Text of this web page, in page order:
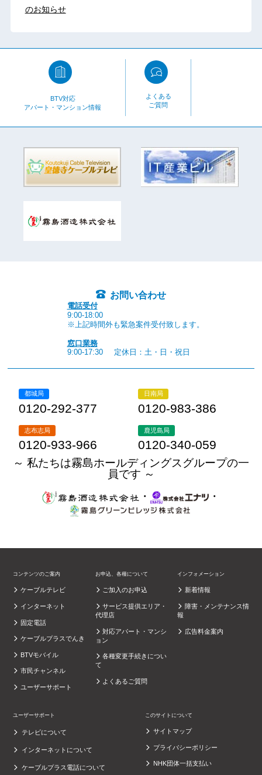
のお知らせ
BTV対応
アパート・マンション情報
よくある
ご質問
お問い合わせ
電話受付
9:00-18:00
※上記時間外も緊急案件受付致します。
窓口業務
9:00-17:30
定休日：土・日・祝日
都城局
0120-292-377
日南局
0120-983-386
志布志局
0120-933-966
鹿児島局
0120-340-059
～ 私たちは霧島ホールディングスグループの一
員です ～
・
・
コンテンツのご案内
ケーブルテレビ
インターネット
固定電話
ケーブルプラスでんき
BTVモバイル
市民チャンネル
ユーザーサポート
お申込、各種について
ご加入のお申込
サービス提供エリア・
代理店
対応アパート・マンシ
ョン
各種変更手続きについ
て
よくあるご質問
インフォメーション
新着情報
障害・メンテナンス情
報
広告料金案内
ユーザーサポート
テレビについて
インターネットについて
ケーブルプラス電話について
このサイトについて
サイトマップ
プライバシーポリシー
NHK団体一括支払い